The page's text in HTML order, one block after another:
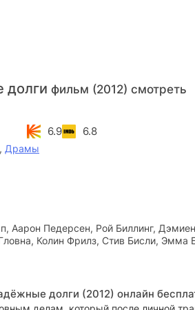
фильм (2012) смотреть
6.9 6.8
, Драмы
Аарон Педерсен, Рой Биллинг, Дэмиен
Колин Фрилз, Стив Бисли, Эмма
долги (2012) онлайн